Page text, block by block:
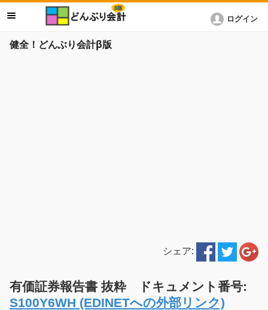
健全！どんぶり会計β版
ログイン
シェア:
有価証券報告書 抜粋 ドキュメント番号:
S100Y6WH (EDINETへの外部リンク)